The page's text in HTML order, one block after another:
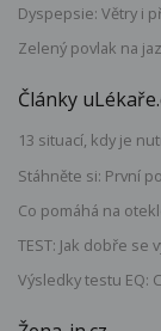
Dyspepsie: Větry i
Zelený povlak na
Články
13 situací, kdy je
Stáhněte si: První
Co pomáhá na
TEST: Jak dobře se
Výsledky testu EQ: